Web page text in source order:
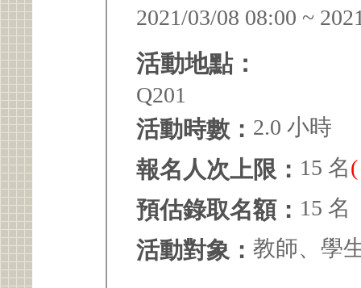
2021/03/08 08:00 ~
活動地點：
Q201
活動時數： 2.0 小時
報名人次上限： 15 名
預估錄取名額： 15 名
活動對象： 教師、學